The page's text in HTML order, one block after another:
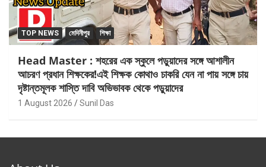
TOP NEWS মেদিনীপুর শিক্ষা
Head Master : শহরের এক স্কুলে পড়ুয়াদের সঙ্গে আশালীন
আচরণ প্রধান শিক্ষকের!এই শিক্ষক কোথাও চাকরি যেন না পায় সঙ্গে চায়
দৃষ্টান্তমূলক শাস্তি দাবি অভিভাবক থেকে পড়ুয়াদের
1 August 2026 Sunil Das